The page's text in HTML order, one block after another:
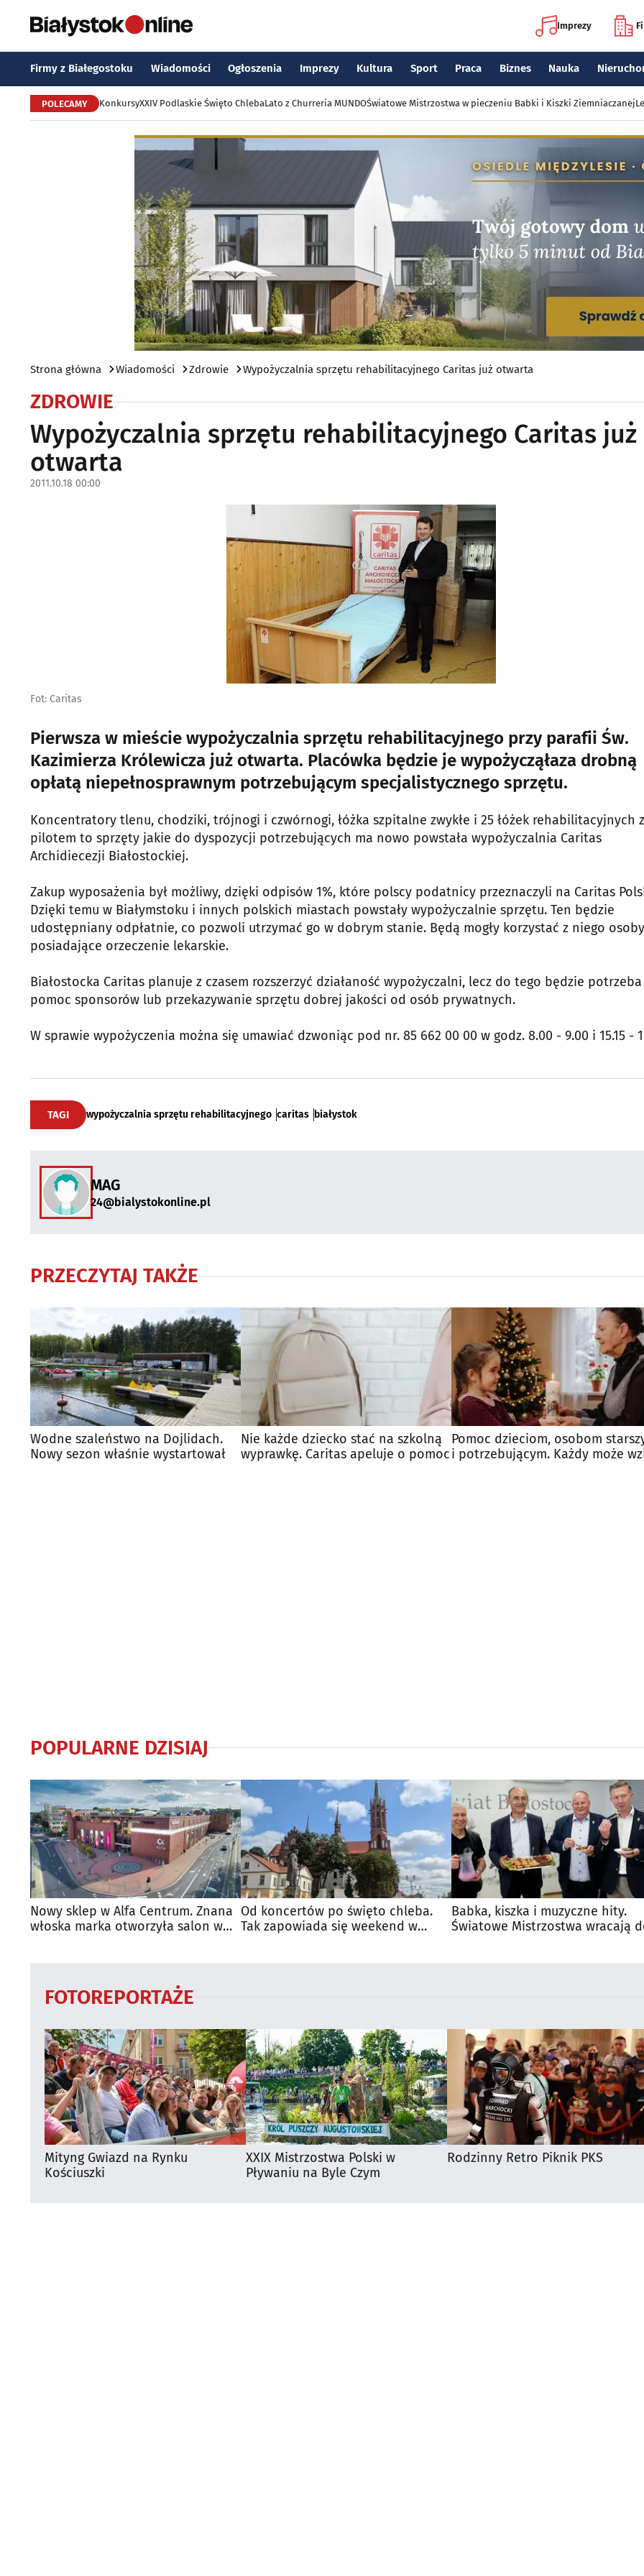
Imprezy
Firmy z Białegostoku Wiadomości Ogłoszenia Imprezy Kultura Sport Praca Biznes Nauka
POLECAMY KonkursyXXIV Podlaskie Święto ChlebaLato z Churreria MUNDOŚwiatowe Mistrzostwa w pieczeniu Babki i Kiszki Ziemniaczanej
Strona główna Wiadomości Zdrowie Wypożyczalnia sprzętu rehabilitacyjnego Caritas już otwarta
ZDROWIE
Wypożyczalnia sprzętu rehabilitacyjnego Caritas już
otwarta
2011.10.18 00:00
Fot: Caritas
Pierwsza w mieście wypożyczalnia sprzętu rehabilitacyjnego przy parafii Św.
Kazimierza Królewicza już otwarta. Placówka będzie je wypożycząłaza drobną
opłatą niepełnosprawnym potrzebującym specjalistycznego sprzętu.
Koncentratory tlenu, chodziki, trójnogi i czwórnogi, łóżka szpitalne zwykłe i 25 łóżek rehabilitacyjnych z
pilotem to sprzęty jakie do dyspozycji potrzebujących ma nowo powstała wypożyczalnia Caritas
Archidiecezji Białostockiej.
Zakup wyposażenia był możliwy, dzięki odpisów 1%, które polscy podatnicy przeznaczyli na Caritas
Dzięki temu w Białymstoku i innych polskich miastach powstały wypożyczalnie sprzętu. Ten będzie
udostępniany odpłatnie, co pozwoli utrzymać go w dobrym stanie. Będą mogły korzystać z niego osoby
posiadające orzeczenie lekarskie.
Białostocka Caritas planuje z czasem rozszerzyć działaność wypożyczalni, lecz do tego będzie potrzeba
pomoc sponsorów lub przekazywanie sprzętu dobrej jakości od osób prywatnych.
W sprawie wypożyczenia można się umawiać dzwoniąc pod nr. 85 662 00 00 w godz. 8.00 - 9.00 i 15.15 -
TAGI wypożyczalnia sprzętu rehabilitacyjnego caritas białystok
MAG
24@bialystokonline.pl
PRZECZYTAJ TAKŻE
Wodne szaleństwo na Dojlidach.
Nowy sezon właśnie wystartował
Nie każde dziecko stać na szkolną
wyprawkę. Caritas apeluje o pomoc
Pomoc dzieciom, osobom
i potrzebującym. Każdy może
POPULARNE DZISIAJ
Nowy sklep w Alfa Centrum. Znana
włoska marka otworzyła salon w
Od koncertów po święto chleba.
Tak zapowiada się weekend w
Babka, kiszka i muzyczne hity.
Światowe Mistrzostwa wracają
FOTOREPORTAŻE
Mityng Gwiazd na Rynku
Kościuszki
XXIX Mistrzostwa Polski w
Pływaniu na Byle Czym
Rodzinny Retro Piknik PKS